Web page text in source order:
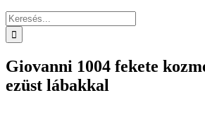
Keresés...
Giovanni 1004 fekete
ezüst lábakkal